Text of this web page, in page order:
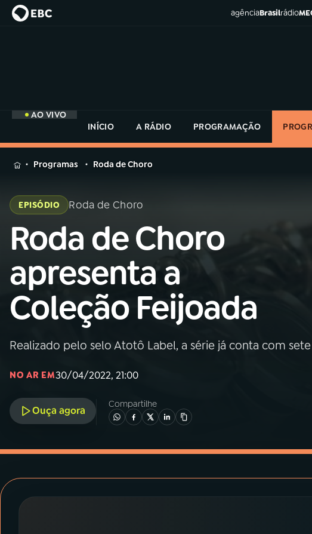
agênciaBrasilrádio
AO VIVO
INÍCIO
A RÁDIO PROGRAMAÇÃO
MENU
Buscar
na
Rádio
MEC
01INÍCIO
A RÁDIO
03PROGRAMAÇÃO
PROGRAMAS
na
Rádio
Programas Roda de Choro
EPISÓDIO Roda de Choro
Roda de Choro
apresenta a
Coleção Feijoada
Realizado pelo selo Atotô Label, a série já conta com
NO AR EM30/04/2022, 21:00
Ouça agora
Compartilhe